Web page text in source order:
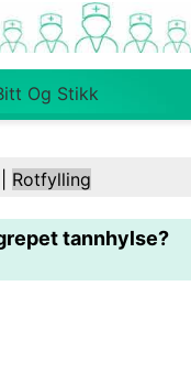
Og Stikk
Folkehelse Og
Helse
Rotfylling
tannhylse?